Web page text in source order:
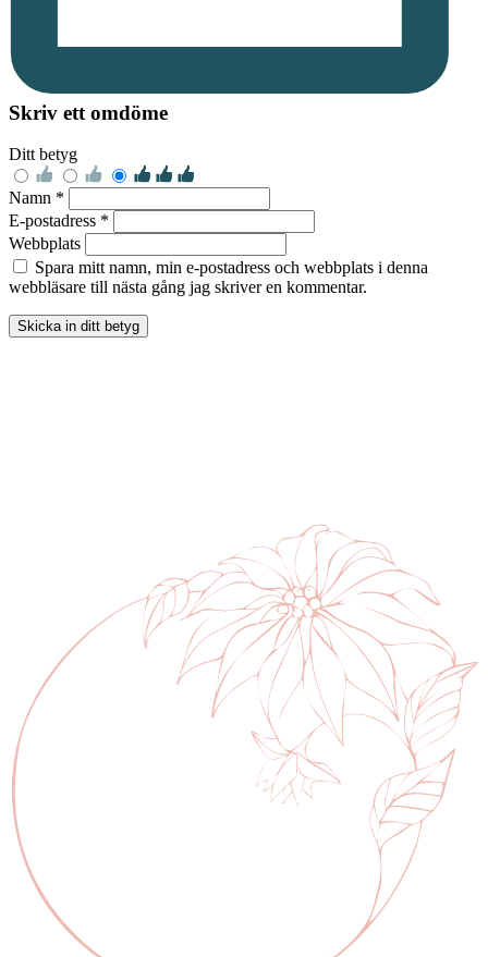
Skriv ett omdöme
Ditt betyg
Namn *
E-postadress *
Webbplats
Spara mitt namn, min e-postadress och webbplats i denna
webbläsare till nästa gång jag skriver en kommentar.